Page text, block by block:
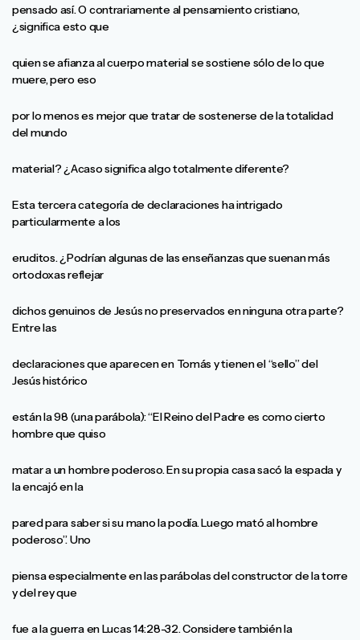
pensado así. O contrariamente al pensamiento cristiano,
¿significa esto que
quien se afianza al cuerpo material se sostiene sólo de lo que
muere, pero eso
por lo menos es mejor que tratar de sostenerse de la totalidad
del mundo
material? ¿Acaso significa algo totalmente diferente?
Esta tercera categoría de declaraciones ha intrigado
particularmente a los
eruditos. ¿Podrían algunas de las enseñanzas que suenan más
ortodoxas reflejar
dichos genuinos de Jesús no preservados en ninguna otra parte?
Entre las
declaraciones que aparecen en Tomás y tienen el “sello” del
Jesús histórico
están la 98 (una parábola): “El Reino del Padre es como cierto
hombre que quiso
matar a un hombre poderoso. En su propia casa sacó la espada y
la encajó en la
pared para saber si su mano la podía. Luego mató al hombre
poderoso”. Uno
piensa especialmente en las parábolas del constructor de la torre
y del rey que
fue a la guerra en Lucas 14:28-32. Considere también la